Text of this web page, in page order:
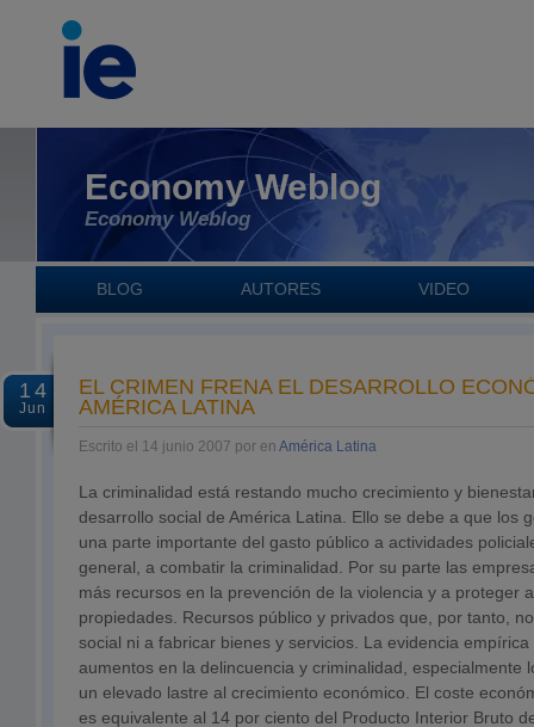
Economy Weblog
Economy Weblog
BLOG AUTORES VIDEO
14
Jun
EL CRIMEN FRENA EL DESARROLLO
AMÉRICA LATINA
Escrito el 14 junio 2007 por en América Latina
La criminalidad está restando mucho crecimiento y
desarrollo social de América Latina. Ello se debe a que los
una parte importante del gasto público a actividades
general, a combatir la criminalidad. Por su parte las
más recursos en la prevención de la violencia y a proteger
propiedades. Recursos público y privados que, por tanto,
social ni a fabricar bienes y servicios. La evidencia
aumentos en la delincuencia y criminalidad, especialmente
un elevado lastre al crecimiento económico. El coste
es equivalente al 14 por ciento del Producto Interior Bruto